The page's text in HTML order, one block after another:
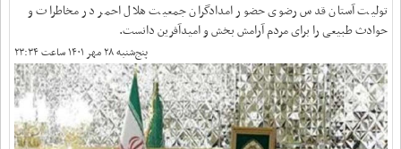
تولیت آستان قدس رضوی حضور امدادگران جمعیت هلال احمر در مخاطرات و
حوادث طبیعی را برای مردم آرامش بخش و امیدآفرین دانست.
پنج‌شنبه ۲۸ مهر ۱۴۰۱ ساعت ۲۳:۳۴